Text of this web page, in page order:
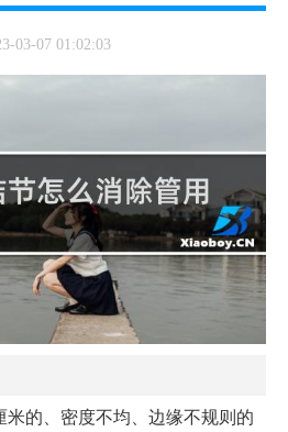
03-07 01:02:03
米的、密度不均、边缘不规则的